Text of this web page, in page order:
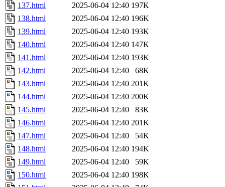
137.html
2025-06-04 12:40 197K
138.html
2025-06-04 12:40 196K
139.html
2025-06-04 12:40 193K
140.html
2025-06-04 12:40 147K
141.html
2025-06-04 12:40 193K
142.html
2025-06-04 12:40
68K
143.html
2025-06-04 12:40 201K
144.html
2025-06-04 12:40 200K
145.html
2025-06-04 12:40
83K
146.html
2025-06-04 12:40 201K
147.html
2025-06-04 12:40
54K
148.html
2025-06-04 12:40 194K
149.html
2025-06-04 12:40
59K
150.html
2025-06-04 12:40 198K